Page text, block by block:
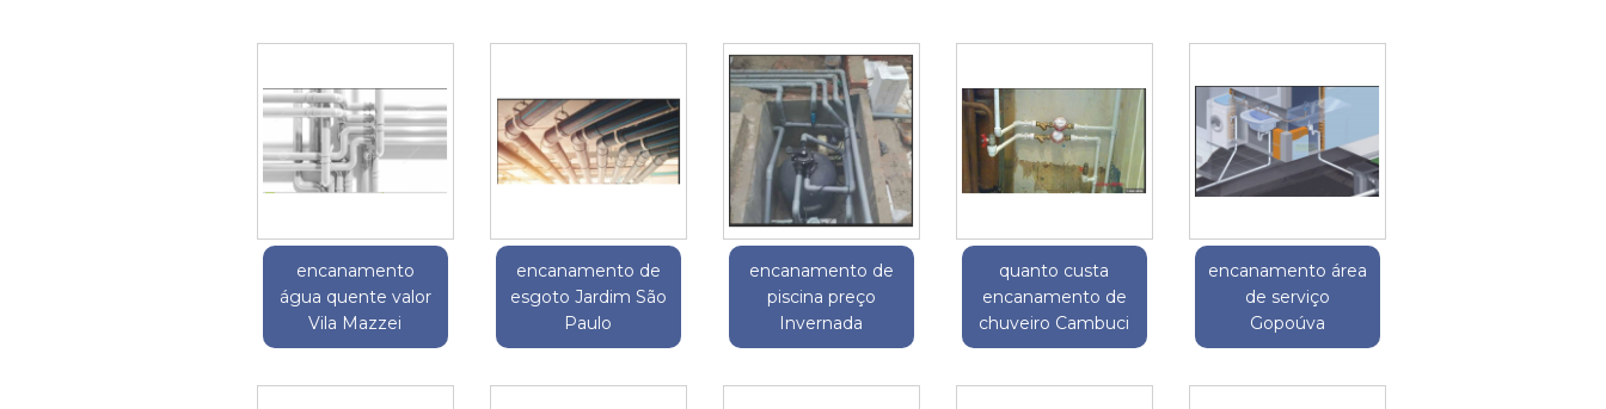
encanamento
água quente valor
Vila Mazzei
encanamento de
esgoto Jardim São
Paulo
encanamento de
piscina preço
Invernada
quanto custa
encanamento de
chuveiro Cambuci
encanamento área
de serviço
Gopoúva